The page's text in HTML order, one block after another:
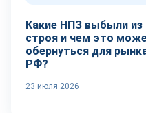
Какие НПЗ выбыли из
строя и чем это
обернуться для
РФ?
23 июля 2026